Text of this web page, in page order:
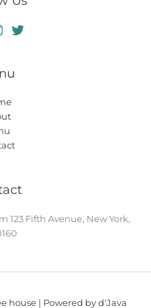
123 Fifth Avenue, New York,
house | Powered by d'Java